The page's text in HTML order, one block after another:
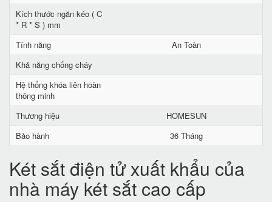
Kích thước ngăn kéo ( C
* R * S ) mm
Tính năng
An Toàn
Khả năng chống cháy
Hệ thống khóa liên hoàn
thông minh
Thương hiệu
HOMESUN
Bảo hành
36 Tháng
Két sắt điện tử xuất khẩu của
nhà máy két sắt cao cấp